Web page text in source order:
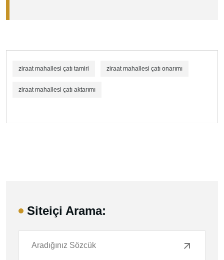
ziraat mahallesi çatı tamiri ziraat mahallesi çatı onarımı
ziraat mahallesi çatı aktarımı
Siteiçi Arama: